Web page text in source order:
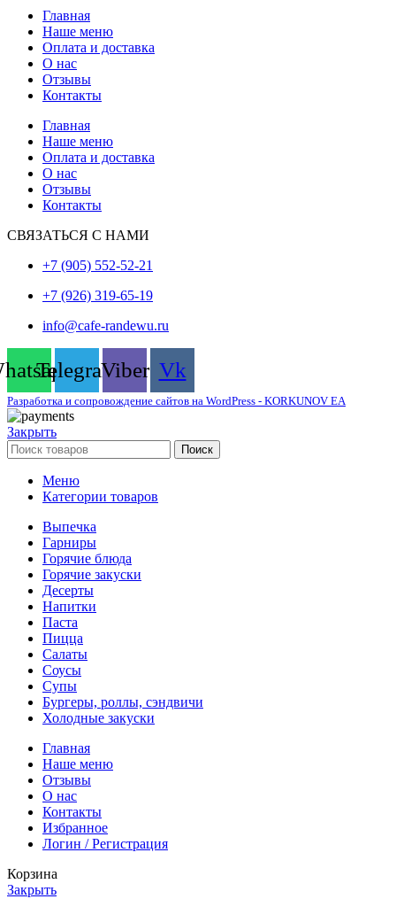
Главная
Наше меню
Оплата и доставка
О нас
Отзывы
Контакты
Главная
Наше меню
Оплата и доставка
О нас
Отзывы
Контакты
СВЯЗАТЬСЯ С НАМИ
+7 (905) 552-52-21
+7 (926) 319-65-19
info@cafe-randewu.ru
TelegramViber Vk
Разработка и сопровождение сайтов на WordPress - KORKUNOV EA
Закрыть
Поиск
Меню
Категории товаров
Выпечка
Гарниры
Горячие блюда
Горячие закуски
Десерты
Напитки
Паста
Пицца
Салаты
Соусы
Супы
Бургеры, роллы, сэндвичи
Холодные закуски
Главная
Наше меню
Отзывы
О нас
Контакты
Избранное
Логин / Регистрация
Корзина
Закрыть